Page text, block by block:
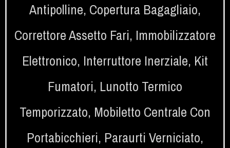
Antipolline, Copertura Bagagliaio,
Correttore Assetto Fari, Immobilizzatore
Elettronico, Interruttore Inerziale, Kit
Fumatori, Lunotto Termico
Temporizzato, Mobiletto Centrale Con
Portabicchieri, Paraurti Verniciato,